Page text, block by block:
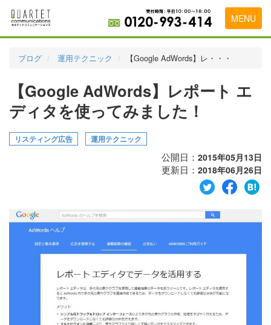
MENU
実績・お客様の声
初めて導入をお考えの方
代理店の乗り換えをお考えの方
会社概要
お問い合わせ
ブログ 運用テクニック 【Google AdWords】レ・・・
【Google AdWords】レポート エ
ディタを使ってみました！
リスティング広告 運用テクニック
公開日： 2015年05月13日
更新日： 2018年06月26日